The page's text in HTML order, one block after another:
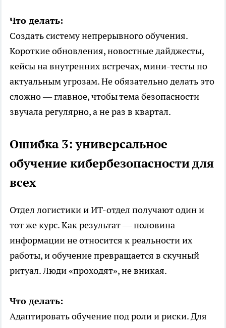
Что делать:
Создать систему непрерывного обучения.
Короткие обновления, новостные дайджесты,
кейсы на внутренних встречах, мини-тесты по
актуальным угрозам. Не обязательно делать это
сложно — главное, чтобы тема безопасности
звучала регулярно, а не раз в квартал.
Ошибка 3: универсальное
обучение кибербезопасности для
всех
Отдел логистики и ИТ-отдел получают один и
тот же курс. Как результат — половина
информации не относится к реальности их
работы, и обучение превращается в скучный
ритуал. Люди «проходят», не вникая.
Что делать:
Адаптировать обучение под роли и риски. Для